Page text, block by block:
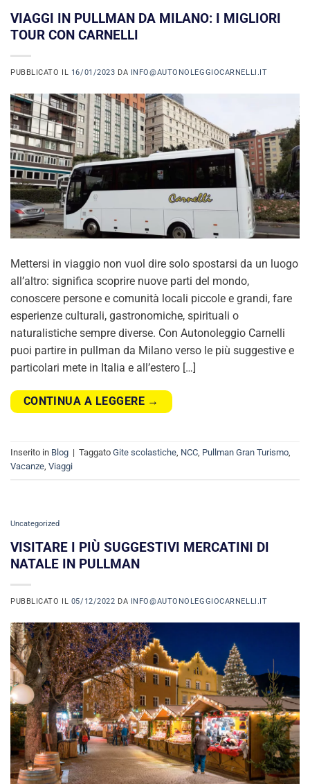
VIAGGI IN PULLMAN DA MILANO: I MIGLIORI
TOUR CON CARNELLI
PUBBLICATO IL 16/01/2023 DA INFO@AUTONOLEGGIOCARNELLI.IT
Mettersi in viaggio non vuol dire solo spostarsi da un luogo
all’altro: significa scoprire nuove parti del mondo,
conoscere persone e comunità locali piccole e grandi, fare
esperienze culturali, gastronomiche, spirituali o
naturalistiche sempre diverse. Con Autonoleggio Carnelli
puoi partire in pullman da Milano verso le più suggestive e
particolari mete in Italia e all’estero […]
CONTINUA A LEGGERE →
Inserito in Blog | Taggato Gite scolastiche, NCC, Pullman Gran Turismo,
Vacanze, Viaggi
Uncategorized
VISITARE I PIÙ SUGGESTIVI MERCATINI DI
NATALE IN PULLMAN
PUBBLICATO IL 05/12/2022 DA INFO@AUTONOLEGGIOCARNELLI.IT